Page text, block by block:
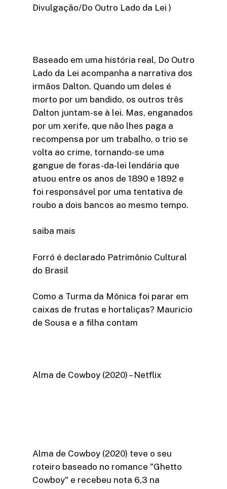
Divulgação/Do Outro Lado da Lei )
Baseado em uma história real, Do Outro
Lado da Lei acompanha a narrativa dos
irmãos Dalton. Quando um deles é
morto por um bandido, os outros três
Dalton juntam-se à lei. Mas, enganados
por um xerife, que não lhes paga a
recompensa por um trabalho, o trio se
volta ao crime, tornando-se uma
gangue de foras-da-lei lendária que
atuou entre os anos de 1890 e 1892 e
foi responsável por uma tentativa de
roubo a dois bancos ao mesmo tempo.
saiba mais
Forró é declarado Patrimônio Cultural
do Brasil
Como a Turma da Mônica foi parar em
caixas de frutas e hortaliças? Mauricio
de Sousa e a filha contam
Alma de Cowboy (2020) – Netflix
Alma de Cowboy (2020) teve o seu
roteiro baseado no romance "Ghetto
Cowboy" e recebeu nota 6,3 na